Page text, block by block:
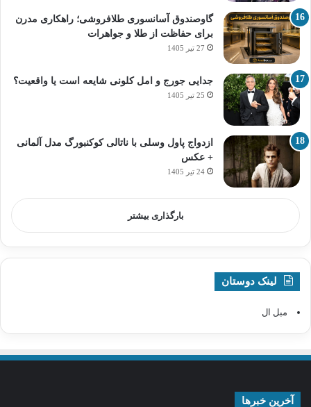
گاوصندوق آسانسوری طلافروشی؛ راهکاری مدرن
برای حفاظت از طلا و جواهرات
27 تیر 1405
جدایی جورج و امل کلونی شایعه است یا واقعیت؟
25 تیر 1405
ازدواج پاول وسلی با ناتالی کوکنبورگ مدل آلمانی
+ عکس
24 تیر 1405
بارگذاری بیشتر
لینک دوستان
مبل ال
آخرین خبرها